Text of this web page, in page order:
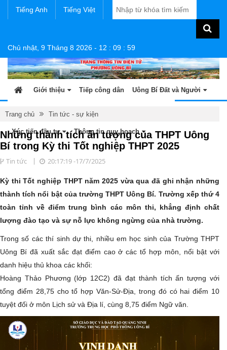
Tiếng Anh Tiếng Việt
Chủ nhật, 9 Tháng 8 2026 - 12 : 09 : 59
Giới thiệu Tiếp công dân Uông Bí Đất và Người
Tin tức - sự kiện Sản phẩm OCOP
Xúc tiến đầu tư Thông tin quy hoạch
Trang chủ Tin tức - sự kiện
Những thành tích ấn tượng của THPT Uông
Bí trong Kỳ thi Tốt nghiệp THPT 2025
Tin tức 20:17:19 -17/7/2025
Kỳ thi Tốt nghiệp THPT năm 2025 vừa qua đã ghi nhận những
thành tích nổi bật của trường THPT Uông Bí. Trường xếp thứ 4
toàn tỉnh về điểm trung bình các môn thi, khẳng định chất
lượng đào tạo và sự nỗ lực không ngừng của nhà trường.
​Trong số các thí sinh dự thi, nhiều em học sinh của Trường THPT
Uông Bí đã xuất sắc đạt điểm cao ở các tổ hợp môn, nổi bật với
danh hiệu thủ khoa các khối:
​Hoàng Thảo Phương (lớp 12C2) đã đạt thành tích ấn tượng với
tổng điểm 28,75 cho tổ hợp Văn-Sử-Địa, trong đó có hai điểm 10
tuyệt đối ở môn Lịch sử và Địa lí, cùng 8,75 điểm Ngữ văn.